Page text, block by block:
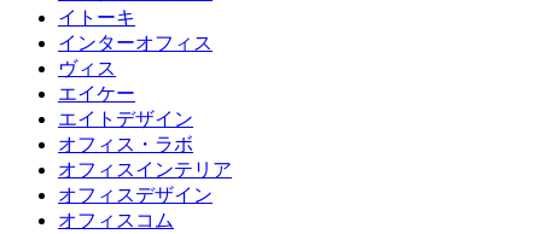
イトーキ
インターオフィス
ヴィス
エイケー
エイトデザイン
オフィス・ラボ
オフィスインテリア
オフィスデザイン
オフィスコム